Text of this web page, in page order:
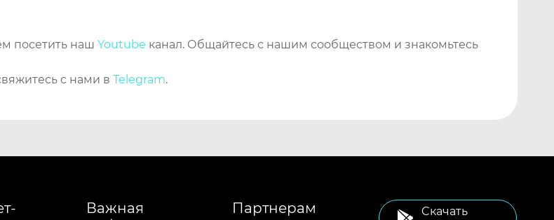
посетить наш Youtube канал. Общайтесь с нашим сообществом и знакомьтесь
с нами в Telegram.
Важная
Партнерам
Cкачать